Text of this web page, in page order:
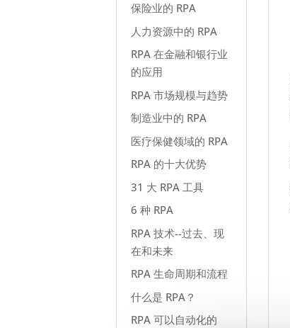
保险业的 RPA
人力资源中的 RPA
RPA 在金融和银行业
的应用
RPA 市场规模与趋势
制造业中的 RPA
医疗保健领域的 RPA
RPA 的十大优势
31 大 RPA 工具
6 种 RPA
RPA 技术--过去、现
在和未来
RPA 生命周期和流程
什么是 RPA？
RPA 可以自动化的